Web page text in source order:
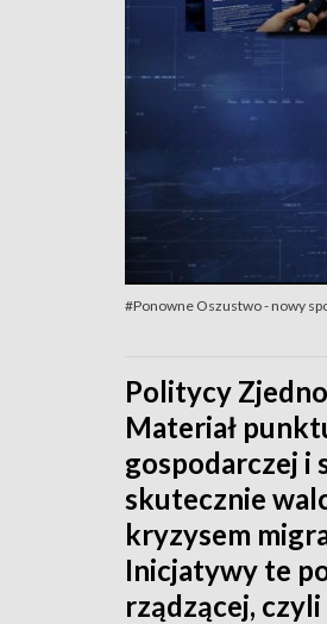
#Ponowne Oszustwo - nowy
Politycy
Materiał
gospodarczej i
skutecznie
kryzysem
Inicjatywy te
rządzącej,